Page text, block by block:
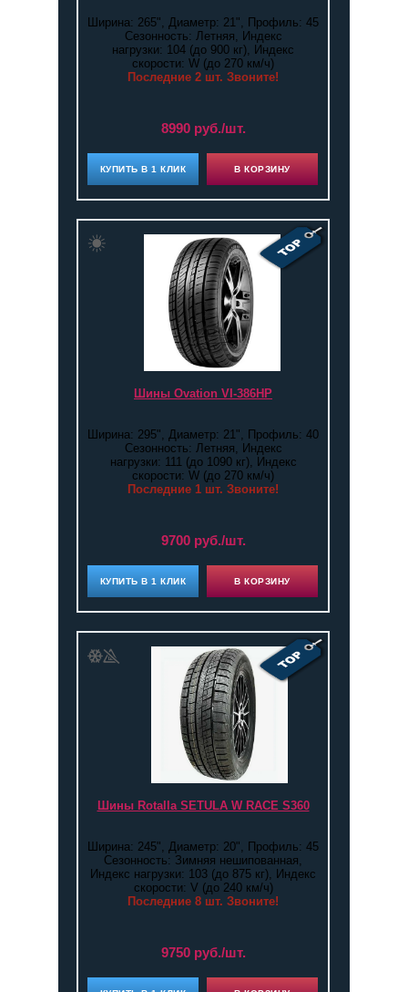
Ширина: 265", Диаметр: 21", Профиль: 45
Сезонность: Летняя, Индекс
нагрузки: 104 (до 900 кг), Индекс
скорости: W (до 270 км/ч)
Последние 2 шт. Звоните!
8990 руб./шт.
КУПИТЬ В 1 КЛИК В КОРЗИНУ
Шины Ovation VI-386HP
Ширина: 295", Диаметр: 21", Профиль: 40
Сезонность: Летняя, Индекс
нагрузки: 111 (до 1090 кг), Индекс
скорости: W (до 270 км/ч)
Последние 1 шт. Звоните!
9700 руб./шт.
КУПИТЬ В 1 КЛИК В КОРЗИНУ
Шины Rotalla SETULA W RACE S360
Ширина: 245", Диаметр: 20", Профиль: 45
Сезонность: Зимняя нешипованная,
Индекс нагрузки: 103 (до 875 кг), Индекс
скорости: V (до 240 км/ч)
Последние 8 шт. Звоните!
9750 руб./шт.